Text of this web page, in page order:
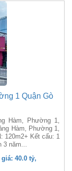
1 Quận Gò
Hàm, Phường 1,
Hàm, Phường 1,
120m2+ Kết cấu: 1
3 năm...
40.0 tỷ,